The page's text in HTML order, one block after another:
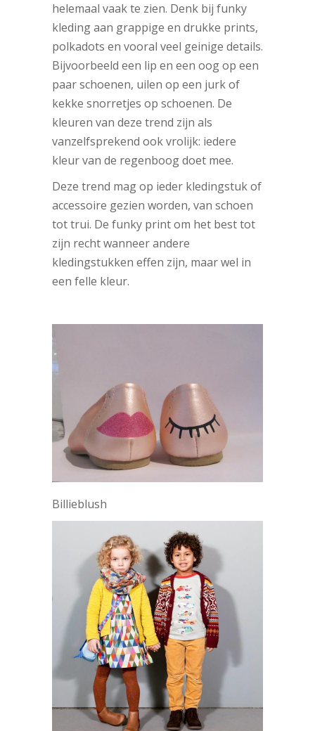
helemaal vaak te zien. Denk bij funky
kleding aan grappige en drukke prints,
polkadots en vooral veel geinige details.
Bijvoorbeeld een lip en een oog op een
paar schoenen, uilen op een jurk of
kekke snorretjes op schoenen. De
kleuren van deze trend zijn als
vanzelfsprekend ook vrolijk: iedere
kleur van de regenboog doet mee.
Deze trend mag op ieder kledingstuk of
accessoire gezien worden, van schoen
tot trui. De funky print om het best tot
zijn recht wanneer andere
kledingstukken effen zijn, maar wel in
een felle kleur.
Billieblush